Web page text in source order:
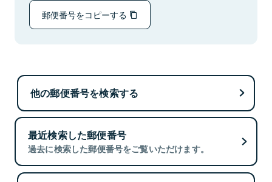
郵便番号をコピーする
他の郵便番号を検索する
最近検索した郵便番号
過去に検索した郵便番号をご覧いただけます。